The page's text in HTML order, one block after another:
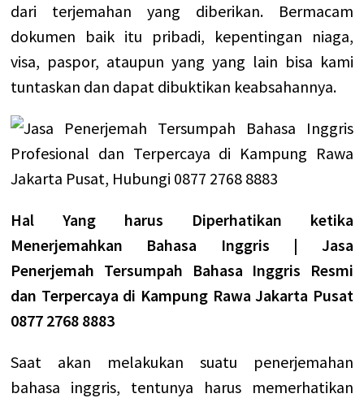
dari terjemahan yang diberikan. Bermacam
dokumen baik itu pribadi, kepentingan niaga,
visa, paspor, ataupun yang yang lain bisa kami
tuntaskan dan dapat dibuktikan keabsahannya.
Hal Yang harus Diperhatikan ketika
Menerjemahkan Bahasa Inggris | Jasa
Penerjemah Tersumpah Bahasa Inggris Resmi
dan Terpercaya di Kampung Rawa Jakarta Pusat
0877 2768 8883
Saat akan melakukan suatu penerjemahan
bahasa inggris, tentunya harus memerhatikan